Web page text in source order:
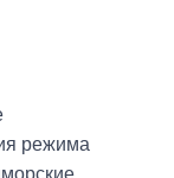
режима